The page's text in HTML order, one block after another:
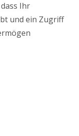
Ihr
und ein Zugriff